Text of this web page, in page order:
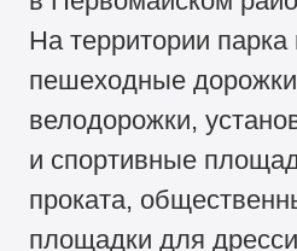
На территории
пешеходные
велодорожки,
и спортивные
проката,
площадки для